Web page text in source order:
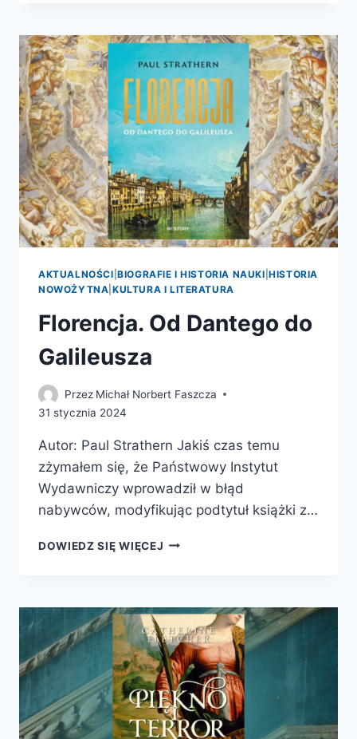
WOJNA
IMPERIÓW
1931-
1945,
TOM
1.
AKTUALNOŚCI |BIOGRAFIE I HISTORIA NAUKI |HISTORIA
NOWOŻYTNA KULTURA I LITERATURA
Florencja. Od Dantego do
Galileusza
Przez Michał Norbert Faszcza
31 stycznia 2024
Autor: Paul Strathern Jakiś czas temu
zżymałem się, że Państwowy Instytut
Wydawniczy wprowadził w błąd
nabywców, modyfikując podtytuł książki z…
DOWIEDZ SIĘ WIĘCEJ FLORENCJA.
GALILEUSZA